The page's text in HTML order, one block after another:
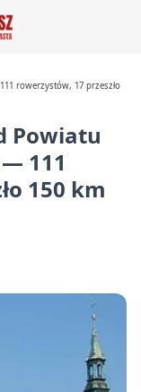
rowerzystów, 17 przeszło
Powiatu
111
150 km